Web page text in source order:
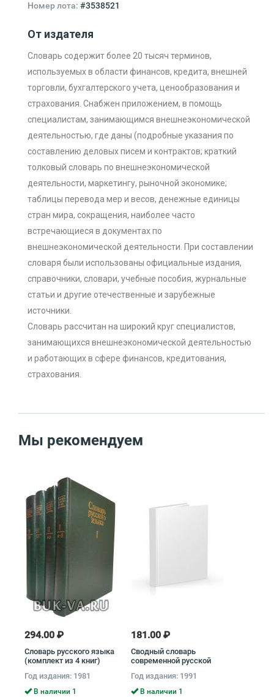
Номер лота: #3538521
От издателя
Словарь содержит более 20 тысяч терминов,
используемых в области финансов, кредита, внешней
торговли, бухгалтерского учета, ценообразования и
страхования. Снабжен приложением, в помощь
специалистам, занимающимся внешнеэкономической
деятельностью, где даны (подробные указания по
составлению деловых писем и контрактов; краткий
толковый словарь по внешнеэкономической
деятельности, маркетингу, рыночной экономике;
таблицы перевода мер и весов, денежные единицы
стран мира, сокращения, наиболее часто
встречающиеся в документах по
внешнеэкономической деятельности. При составлении
словаря были использованы официальные издания,
справочники, словари, учебные пособия, журнальные
статьи и другие отечественные и зарубежные
источники.
Словарь рассчитан на широкий круг специалистов,
занимающихся внешнеэкономической деятельностью
и работающих в сфере финансов, кредитования,
страхования.
Мы рекомендуем
294.00 ₽
Словарь русского языка
(комплект из 4 книг)
Год издания: 1981
В наличии 1
181.00 ₽
Сводный словарь
современной русской
книг)
Год издания: 1991
В наличии 1